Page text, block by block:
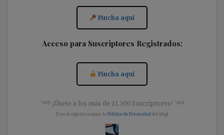
Pincha aquí
Acceso para Suscriptores Registrados:
Pincha aquí
༺ ¡Únete a los más de 11.500 Suscriptores! ༺
[Con el registro aceptas la Política de Privacidad del blog]